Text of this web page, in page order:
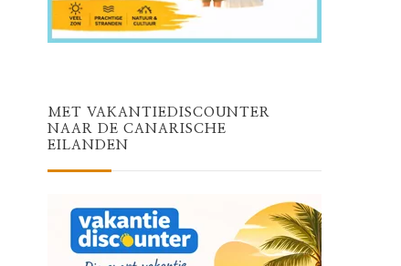
MET VAKANTIEDISCOUNTER
NAAR DE CANARISCHE
EILANDEN